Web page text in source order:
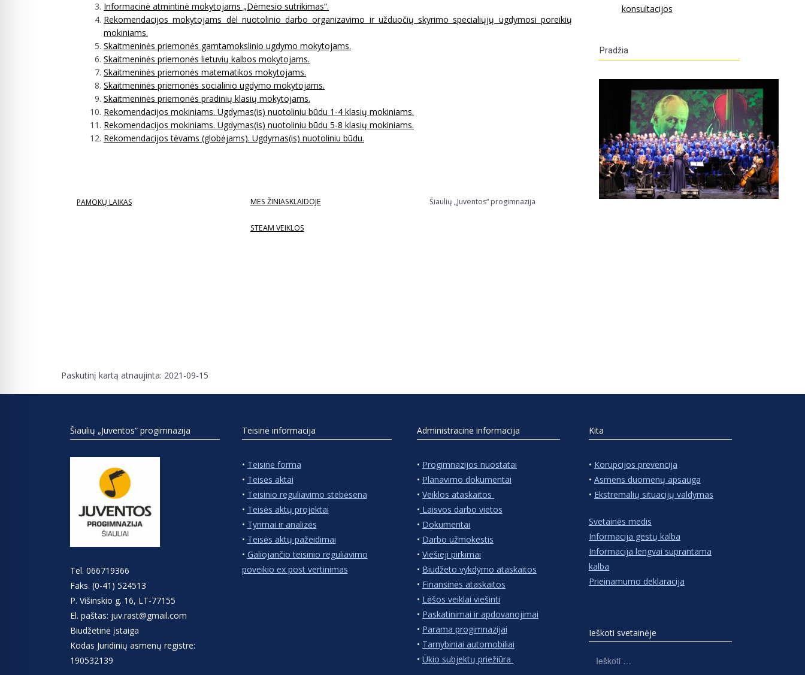
Informacinė atmintinė mokytojams „Dėmesio sutrikimas“.
Rekomendacijos mokytojams dėl nuotolinio darbo organizavimo ir užduočių skyrimo specialiųjų ugdymosi poreikių
mokiniams.
Skaitmeninės priemonės gamtamokslinio ugdymo mokytojams.
Skaitmeninės priemonės lietuvių kalbos mokytojams.
Skaitmeninės priemonės matematikos mokytojams.
Skaitmeninės priemonės socialinio ugdymo mokytojams.
Skaitmeninės priemonės pradinių klasių mokytojams.
Rekomendacijos mokiniams. Ugdymas(is) nuotoliniu būdu 1-4 klasių mokiniams.
Rekomendacijos mokiniams. Ugdymas(is) nuotoliniu būdu 5-8 klasių mokiniams.
Rekomendacijos tėvams (globėjams). Ugdymas(is) nuotoliniu būdu.
PAMOKŲ LAIKAS MES ŽINIASKLAIDOJE
STEAM VEIKLOS
Šiaulių „Juventos“ progimnazija
Paskutinį kartą atnaujinta: 2021-09-15
konsultacijos
Pradžia
Šiaulių „Juventos“ progimnazija
Tel. 066719366
Faks. (0-41) 524513
P. Višinskio g. 16, LT-77155
El. paštas: juv.rast@gmail.com
Biudžetinė įstaiga
Kodas Juridinių asmenų registre:
190532139
Teisinė informacija
• Teisinė forma
• Teisės aktai
• Teisinio reguliavimo stebėsena
• Teisės aktų projektai
• Tyrimai ir analizės
• Teisės aktų pažeidimai
• Galiojančio teisinio reguliavimo
poveikio ex post vertinimas
Administracinė informacija
• Progimnazijos nuostatai
• Planavimo dokumentai
• Veiklos ataskaitos
• Laisvos darbo vietos
• Dokumentai
• Darbo užmokestis
• Viešieji pirkimai
• Biudžeto vykdymo ataskaitos
• Finansinės ataskaitos
• Lėšos veiklai viešinti
• Paskatinimai ir apdovanojimai
• Parama progimnazijai
• Tarnybiniai automobiliai
• Ūkio subjektų priežiūra
Kita
• Korupcijos prevencija
• Asmens duomenų apsauga
• Ekstremalių situacijų valdymas
Svetainės medis
Informacija gestų kalba
Informacija lengvai suprantama
kalba
Prieinamumo deklaracija
Ieškoti svetainėje